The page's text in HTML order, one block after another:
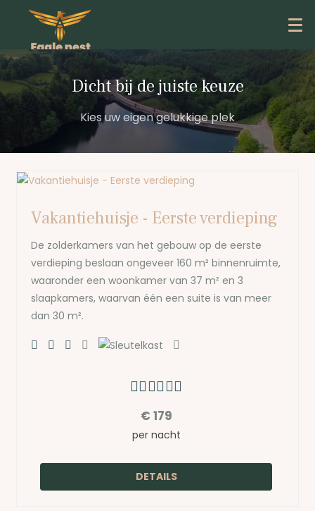
Dicht bij de juiste keuze
Kies uw eigen gelukkige plek
Vakantiehuisje - Eerste verdieping
De zolderkamers van het gebouw op de eerste
verdieping beslaan ongeveer 160 m² binnenruimte,
waaronder een woonkamer van 37 m² en 3
slaapkamers, waarvan één een suite is van meer
dan 30 m².
€ 179
per nacht
DETAILS